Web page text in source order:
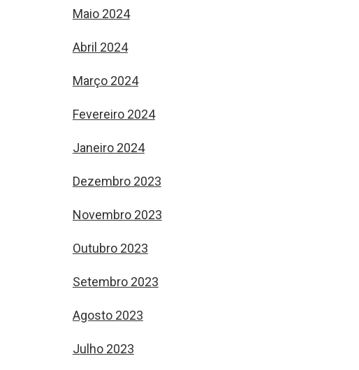
Maio 2024
Abril 2024
Março 2024
Fevereiro 2024
Janeiro 2024
Dezembro 2023
Novembro 2023
Outubro 2023
Setembro 2023
Agosto 2023
Julho 2023